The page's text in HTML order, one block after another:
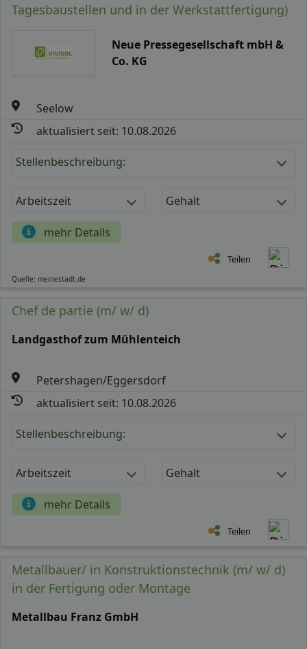
Tagesbaustellen und in der Werkstattfertigung)
Neue Pressegesellschaft mbH &
Co. KG
Seelow
aktualisiert seit: 10.08.2026
Stellenbeschreibung:
Arbeitszeit Gehalt
mehr Details
Teilen
Quelle: meinestadt.de
Chef de partie (m/ w/ d)
Landgasthof zum Mühlenteich
Petershagen/Eggersdorf
aktualisiert seit: 10.08.2026
Stellenbeschreibung:
Arbeitszeit Gehalt
mehr Details
Teilen
Metallbauer/ in Konstruktionstechnik (m/ w/ d)
in der Fertigung oder Montage
Metallbau Franz GmbH